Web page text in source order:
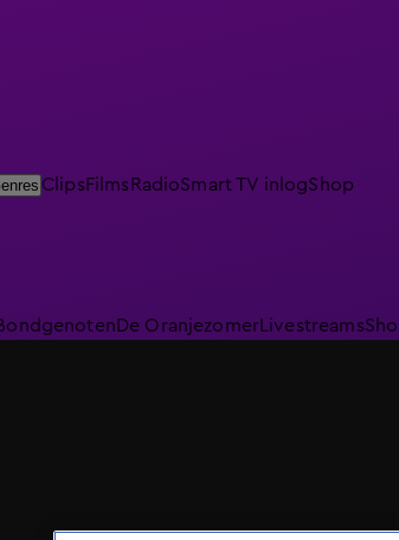
ClipsFilmsRadioSmart TV inlogShop
De Oranjezomer Livestreams